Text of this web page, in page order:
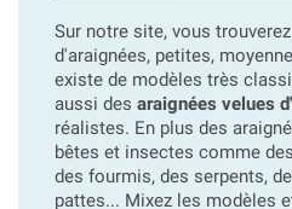
Sur notre site, vous
d'araignées, petites,
existe de modèles très
aussi des araignées velues
réalistes. En plus des
bêtes et insectes comme
des fourmis, des serpents,
pattes... Mixez les modèles